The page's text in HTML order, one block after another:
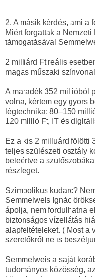
2. A másik kérdés, ami a
Miért forgattak a
támogatásával
2 milliárd Ft reális
magas műszaki
A maradék 352 millióból
volna, kértem egy gyors
légtechnika: 80–150
120 millió Ft, IT és
Ez a kis 2 milluárd fölötti
teljes szülészeti osztály
beleértve a
részleget.
Szimbolikus kudarc?
Semmelweis Ignác
ápolja, nem fordulhatna
biztonságos vízellátás
alapfeltételeket. ( Most a
szerelőkről ne is
Semmelweis a saját
tudományos közösség,